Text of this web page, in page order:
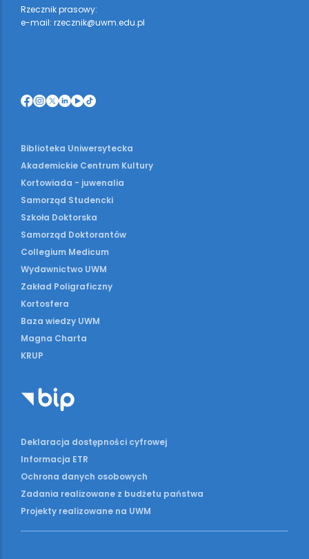
Rzecznik prasowy:
e-mail: rzecznik@uwm.edu.pl
Biblioteka Uniwersytecka
Akademickie Centrum Kultury
Kortowiada - juwenalia
Samorząd Studencki
Szkoła Doktorska
Samorząd Doktorantów
Collegium Medicum
Wydawnictwo UWM
Zakład Poligraficzny
Kortosfera
Baza wiedzy UWM
Magna Charta
KRUP
Deklaracja dostępności cyfrowej
Informacja ETR
Ochrona danych osobowych
Zadania realizowane z budżetu państwa
Projekty realizowane na UWM